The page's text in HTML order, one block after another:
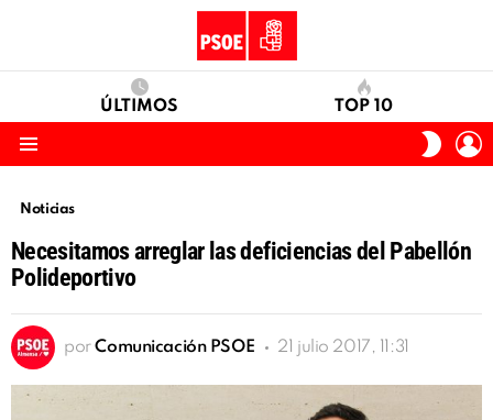
ÚLTIMOS TOP 10
SKIN
Noticias
Necesitamos arreglar las deficiencias del Pabellón
Polideportivo
por Comunicación PSOE 21 julio 2017, 11:31